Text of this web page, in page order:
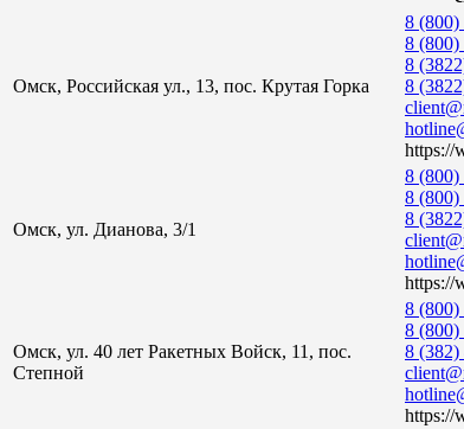
Омск, Российская ул., 13, пос. Крутая Горка
8 (800)
8 (800)
8
8
https://
Омск, ул. Дианова, 3/1
8 (800)
8 (800)
8
https://
Омск, ул. 40 лет Ракетных Войск, 11, пос.
Степной
8 (800)
8 (800)
8 (382)
https://